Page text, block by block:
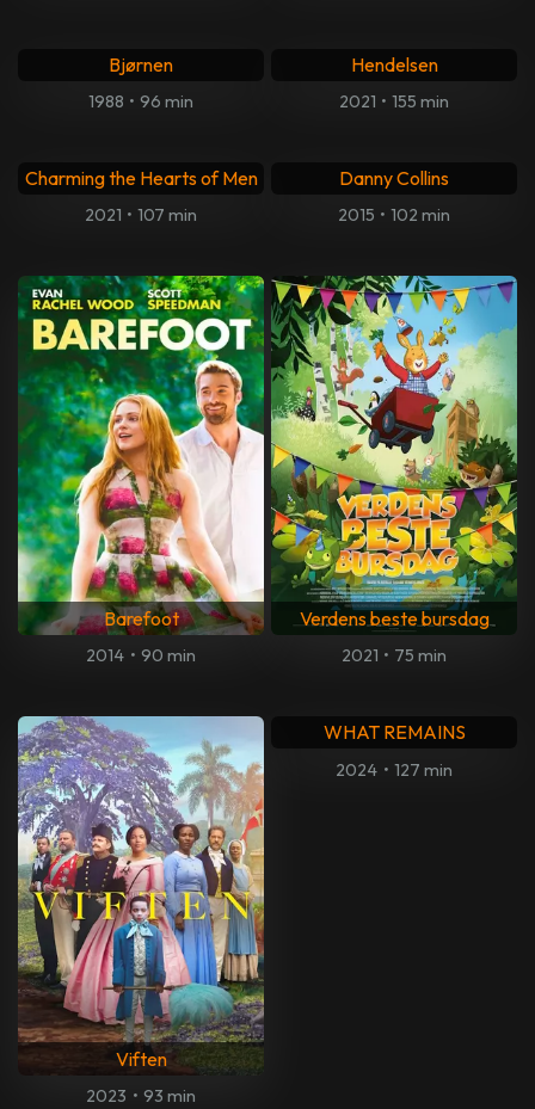
Bjørnen
1988 • 96 min
Hendelsen
2021 • 155 min
Charming the Hearts of Men
2021 • 107 min
Danny Collins
2015 • 102 min
Barefoot
2014 • 90 min
Verdens beste bursdag
2021 • 75 min
Viften
2023 • 93 min
WHAT REMAINS
2024 • 127 min